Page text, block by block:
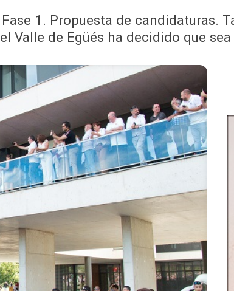
1. Propuesta de candidaturas.
Valle de Egüés ha decidido que